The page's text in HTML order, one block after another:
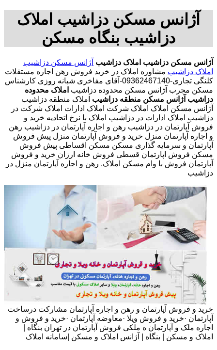
آژانس مسکن دزاشیب املاک
دزاشیب بنگاه مسکن
آژانس مسکن دزاشیب املاک دزاشیب آژانس مسکن دزاشیب
املاک دزاشیب مشاوره املاک در خرید فروش رهن اجاره مستقلات
کلنگی تجاری-09362467140-آقای مفاخری شبانه روزی کارشناس
مسکن مجرب آژانس مسکن محدوده دزاشیب املاک محدوده
دزاشیب آژانس مسکن منطقه دزاشیب املاک منطقه دزاشیب
آژانس مسکن املاک املاک شرکت املاک ادارات املاک شرکت در
دزاشیب املاک ادارات در دزاشیب املاک با نرخ اتحادیه خرید و
فروش آپارتمان در دزاشیب رهن و اجاره آپارتمان در دزاشیب رهن
و اجاره آپارتمان منزل خرید و فروش آپارتمان منزل پیش فروش
آپارتمان و سرمایه گذاری مسکن مسکن اقساطی پیش فروش
مسکن فروش اپارتمان قسطی فروش خانه ارزان خرید و فروش
آپارتمان فروش با وام مسکن املاک. رهن و اجاره آپارتمان منزل در
دزاشیب
خرید و فروش آپارتمان و رهن و اجاره آپارتمان مشارکت درساخت
آپارتمان ·خرید و فروش ویلا ·معاوضه آپارتمان ·خرید و فروش و
اجاره ملک و آپارتمان ه ملکی فروش آپارتمان در تهران بنگاه |
املاک و مسکن | بنگاه | آژانس املاک و مسکن |سامانه املاک